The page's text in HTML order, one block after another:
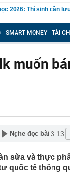
2026: Thí sinh cần
dép ở Hội An:
sức tưởng tượng
7/8 tại Ancarat,
để thực hiện cơ cấu
gia dự báo 'thời
điều trị 3 bệnh ung
2 tháng, quỹ vàng lớn
May sau 25 năm: Nhan
vào nghề
SMART MONEY TÀI
muốn
Nghe đọc bài 3:13
sữa và thực
quốc tế thông